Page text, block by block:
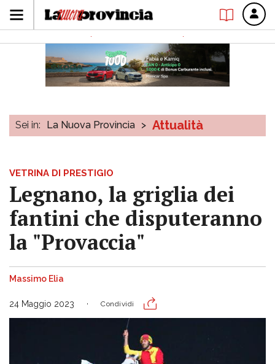
Sei in: La Nuova Provincia > Attualità
VETRINA DI PRESTIGIO
Legnano, la griglia dei
fantini che disputeranno
la "Provaccia"
Massimo Elia
24 Maggio 2023 Condividi